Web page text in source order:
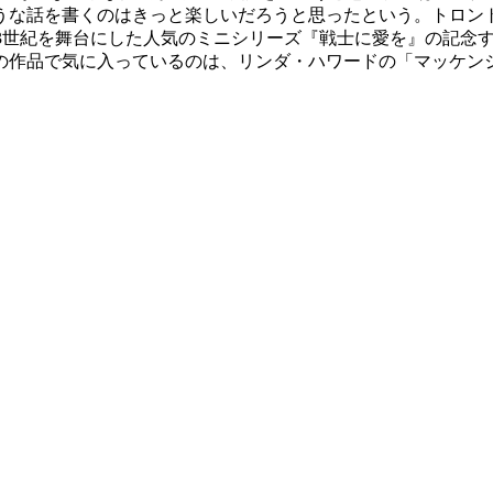
話を書くのはきっと楽しいだろうと思ったという。トロ
紀を舞台にした人気のミニシリーズ『戦士に愛を』の記
品で気に入っているのは、リンダ・ハワードの「マッケ